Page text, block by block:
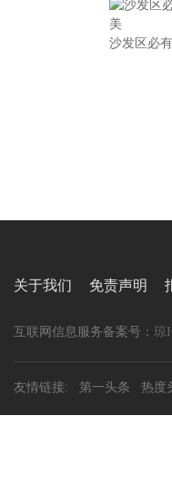
沙发区必
关于我们 免责声明
互联网信息服务备案号： 琼
友情链接: 第一头条 热度